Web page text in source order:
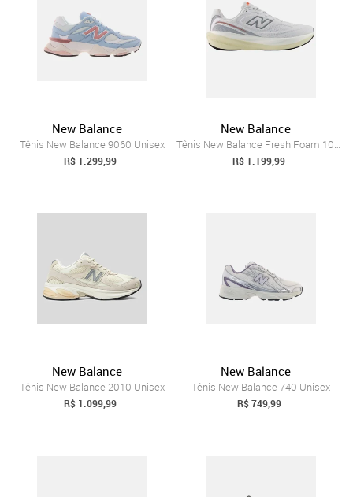
New Balance
Tênis New Balance 9060 Unisex
R$ 1.299,99
New Balance
Tênis New Balance Fresh Foam 1080 V15 Br...
R$ 1.199,99
New Balance
Tênis New Balance 2010 Unisex
R$ 1.099,99
New Balance
Tênis New Balance 740 Unisex
R$ 749,99